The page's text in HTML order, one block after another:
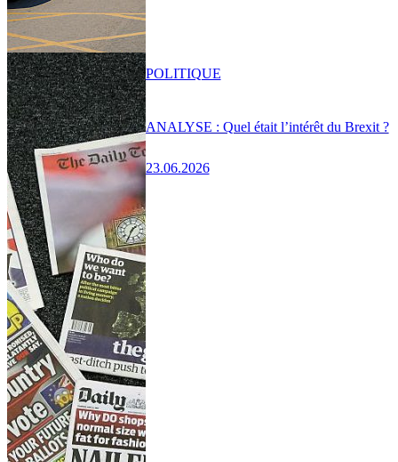
ANALYSE : Quel était l’intérêt du Brexit ?
23.06.2026
POLITIQUE